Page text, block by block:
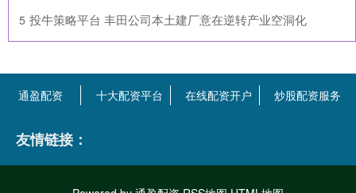
5 ​投牛策略平台 丰田公司本土建厂意在逆转产业空洞化
通盈配资 十大配资平台 在线配资开户 炒股配资服务
友情链接：